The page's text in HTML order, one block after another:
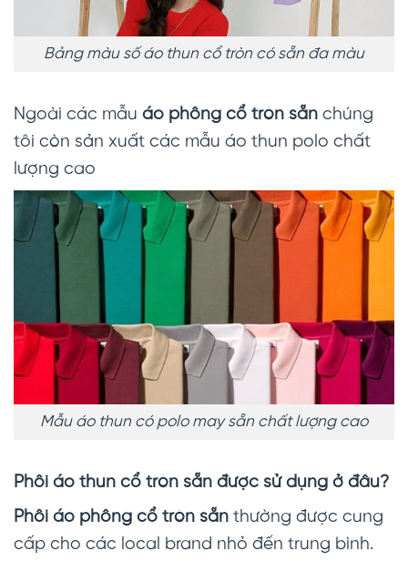
Bảng màu số áo thun cổ tròn có sẵn đa màu
Ngoài các mẫu áo phông cổ tròn sẵn chúng
tôi còn sản xuất các mẫu áo thun polo chất
lượng cao
Mẫu áo thun có polo may sẵn chất lượng cao
Phôi áo thun cổ tròn sẵn được sử dụng ở đâu?
Phôi áo phông cổ tròn sẵn thường được cung
cấp cho các local brand nhỏ đến trung bình.